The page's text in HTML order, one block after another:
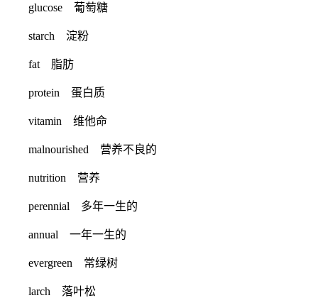
glucose 葡萄糖
starch 淀粉
fat 脂肪
protein 蛋白质
vitamin 维他命
malnourished 营养不良的
nutrition 营养
perennial 多年一生的
annual 一年一生的
evergreen 常绿树
larch 落叶松